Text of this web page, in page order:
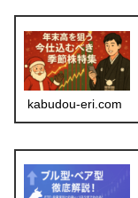
kabudou-eri.com